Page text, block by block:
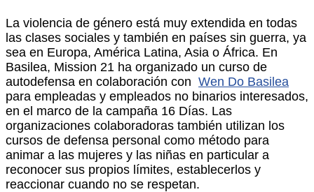
La violencia de género está muy extendida en todas
las clases sociales y también en países sin guerra, ya
sea en Europa, América Latina, Asia o África. En
Basilea, Mission 21 ha organizado un curso de
autodefensa en colaboración con Wen Do Basilea
para empleadas y empleados no binarios interesados,
en el marco de la campaña 16 Días. Las
organizaciones colaboradoras también utilizan los
cursos de defensa personal como método para
animar a las mujeres y las niñas en particular a
reconocer sus propios límites, establecerlos y
reaccionar cuando no se respetan.